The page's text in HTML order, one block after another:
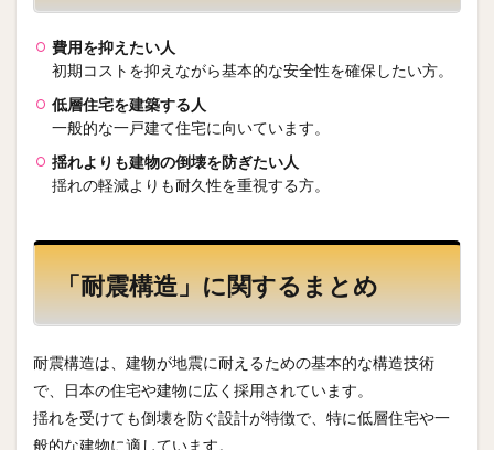
費用を抑えたい人
初期コストを抑えながら基本的な安全性を確保したい方。
低層住宅を建築する人
一般的な一戸建て住宅に向いています。
揺れよりも建物の倒壊を防ぎたい人
揺れの軽減よりも耐久性を重視する方。
「耐震構造」に関するまとめ
耐震構造は、建物が地震に耐えるための基本的な構造技術
で、日本の住宅や建物に広く採用されています。
揺れを受けても倒壊を防ぐ設計が特徴で、特に低層住宅や一
般的な建物に適しています。